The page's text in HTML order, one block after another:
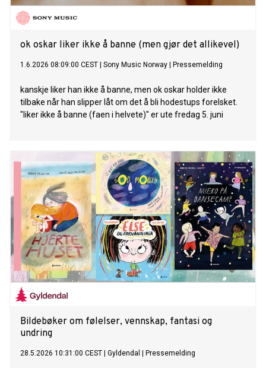
ok oskar liker ikke å banne (men gjør det allikevel)
1.6.2026 08:09:00 CEST Sony Music Norway Pressemelding
kanskje liker han ikke å banne, men ok oskar holder ikke
tilbake når han slipper låt om det å bli hodestups forelsket.
"liker ikke å banne (faen i helvete)" er ute fredag 5. juni
Bildebøker om følelser, vennskap, fantasi og
undring
28.5.2026 10:31:00 CEST Gyldendal Pressemelding